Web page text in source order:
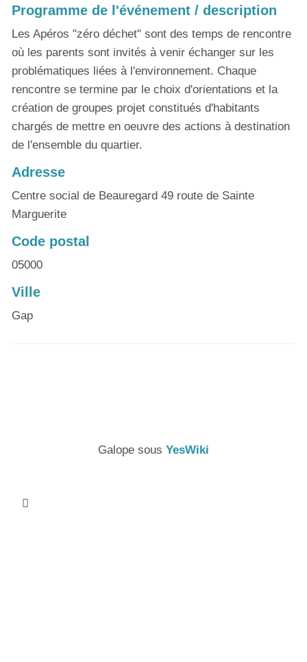
Programme de l'événement / description
Les Apéros "zéro déchet" sont des temps de rencontre
où les parents sont invités à venir échanger sur les
problématiques liées à l'environnement. Chaque
rencontre se termine par le choix d'orientations et la
création de groupes projet constitués d'habitants
chargés de mettre en oeuvre des actions à destination
de l'ensemble du quartier.
Adresse
Centre social de Beauregard 49 route de Sainte
Marguerite
Code postal
05000
Ville
Gap
Galope sous YesWiki